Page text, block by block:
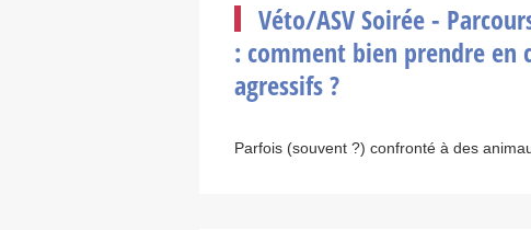
Véto/ASV Soirée -
: comment bien prendre en
agressifs ?
Parfois (souvent ?) confronté à des